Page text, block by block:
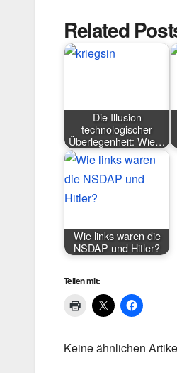
Related
Die Illusion
technologischer
Überlegenheit: Wie…
Wie links waren die
NSDAP und Hitler?
Teilen mit:
Keine ähnlichen